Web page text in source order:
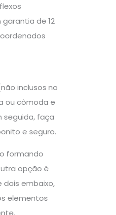
de 12
inclusos no
ou cômoda e
seguida, faça
e seguro.
formando
opção é
embaixo,
elementos